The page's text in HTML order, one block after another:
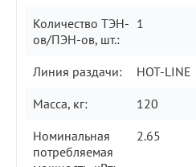
Количество ТЭН-
ов/ПЭН-ов, шт.:
1
Линия раздачи:
HOT-LINE
Масса, кг:
120
Номинальная
потребляемая
2.65